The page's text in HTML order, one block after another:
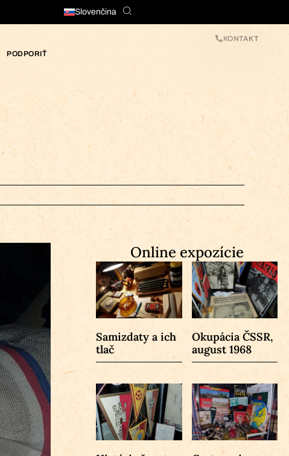
Slovenčina
PODPORIŤ
KONTAKT
Online expozície
Samizdaty a ich
tlač
Okupácia ČSSR,
august 1968